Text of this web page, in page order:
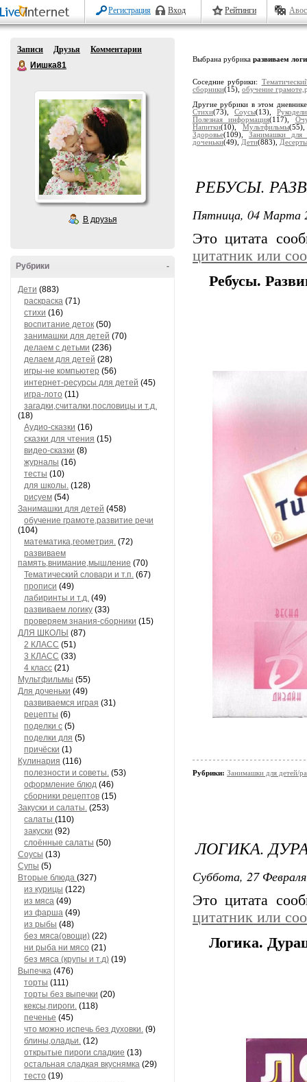
Регистрация Вход Рейтинги
Записи Друзья
Комментарии
Иишка81
В друзья
-
Рубрики
Дети (883)
раскраска (71)
стихи (16)
воспитание деток (50)
занимашки для детей (70)
делаем с детьми (236)
делаем для детей (28)
игры-не компьютер (56)
интернет-ресурсы для детей (45)
игра-лото (11)
загадки,считалки,пословицы и т.д.
(18)
Аудио-сказки (16)
сказки для чтения (15)
видео-сказки (8)
журналы (16)
тесты (10)
для школы. (128)
рисуем (54)
Занимашки для детей (458)
обучение грамоте,развитие речи
(104)
математика,геометрия. (72)
развиваем
память,внимание,мышление (70)
Тематический словари и т.п. (67)
прописи (49)
лабиринты и т.д. (49)
развиваем логику (33)
проверяем знания-сборники (15)
ДЛЯ ШКОЛЫ (87)
2 КЛАСС (51)
3 КЛАСС (33)
4 класс (21)
Мультфильмы (55)
Для доченьки (49)
развиваемся играя (31)
рецепты (6)
поделки с (5)
поделки для (5)
причёски (1)
Кулинария (116)
полезности и советы. (53)
оформление блюд (46)
сборники рецептов (15)
Закуски и салаты. (253)
салаты (110)
закуски (92)
слоённые салаты (50)
Соусы (13)
Супы (5)
Вторые блюда (327)
из курицы (122)
из мяса (49)
из фарша (49)
из рыбы (48)
без мяса(овощи) (22)
ни рыба ни мясо (21)
без мяса (крупы и т.д) (19)
Выпечка (476)
торты (111)
торты без выпечки (20)
кексы,пироги. (118)
печенье (45)
что можно испечь без духовки. (9)
блины,оладьи. (12)
открытые пироги сладкие (13)
остальная сладкая вкуснямка (29)
тесто (19)
Выбрана рубрика развиваем
Соседние рубрики:
сборники(15), обучение
Другие рубрики в этом
Стихи(73), Соусы(13),
Полезная информация(117),
Напитки(10), Мультфильмы
Здоровье(109),Занимашки для
доченьки(49), Дети(883), Десерты
РЕБУСЫ.
Пятница, 04 Марта
Это цитата
цитатник или
Ребусы.
Рубрики: Занимашки для детей/
ЛОГИКА.
Суббота, 27
Это цитата
цитатник или
Логика.